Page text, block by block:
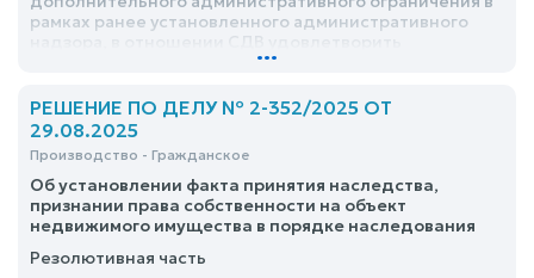
рамках ранее установленного административного
...
РЕШЕНИЕ ПО ДЕЛУ № 2-352/2025 ОТ
29.08.2025
Производство - Гражданское
Об установлении факта принятия наследства,
признании права собственности на объект
недвижимого имущества в порядке наследования
Резолютивная часть